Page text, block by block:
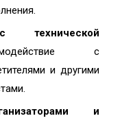
технической
с
и другими
и